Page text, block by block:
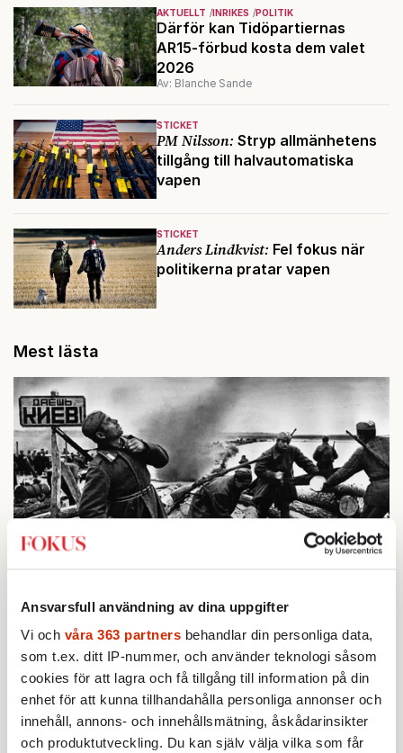
Ansvarsfull användning av dina uppgifter
Vi och våra 363 partners behandlar din personliga data,
som t.ex. ditt IP-nummer, och använder teknologi såsom
cookies för att lagra och få tillgång till information på din
enhet för att kunna tillhandahålla personliga annonser och
innehåll, annons- och innehållsmätning, åskådarinsikter
och produktutveckling. Du kan själv välja vilka som får
AKTUELLT INRIKES POLITIK
Därför kan Tidöpartiernas
AR15-förbud kosta dem valet
2026
Av: Blanche Sande
STICKET
PM Nilsson: Stryp allmänhetens
tillgång till halvautomatiska
vapen
STICKET
Anders Lindkvist: Fel fokus när
politikerna pratar vapen
Mest lästa
1.Den röda tråden som brast
INRIKES
Vattenbristen är här – men var femte liter läcker
Av: Susanne Gäre
KRÖNIKA
3. Frans Wachtmeister: Ja, AC är ett hot mot den
franska civilisationen
KRÖNIKA